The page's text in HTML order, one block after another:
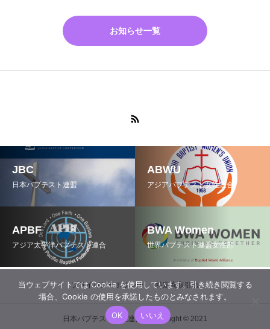
お知らせ一覧
JBC
日本バプテスト連盟
ABWU
アジアバプテスト女性連合
APBF
アジア太平洋バプテスト連合
BWA Women
世界バプテスト連盟女性部
プライバシーポリシー 特定商取引法
日本バプテスト女性連合 Copyright © 2021
当ウェブサイトでは Cookie を使用しています。引き続き閲覧する
場合、Cookie の使用を承諾したものとみなされます。
OK
いいえ